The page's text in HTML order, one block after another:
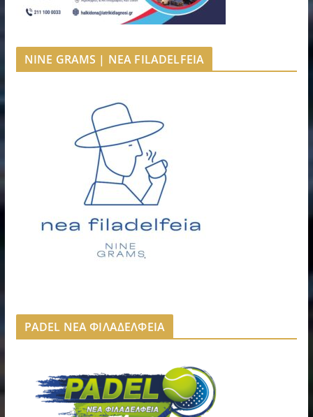
NINE GRAMS | NEA FILADELFEIA
PADEL ΝΕΑ ΦΙΛΑΔΕΛΦΕΙΑ